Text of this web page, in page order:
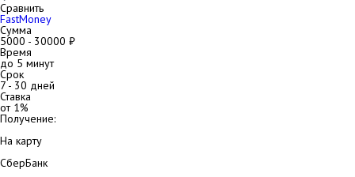
Сравнить
FastMoney
Сумма
5000 - 30000 ₽
Время
до 5 минут
Срок
7- 30 дней
Ставка
от 1%
Получение:
На карту
СберБанк